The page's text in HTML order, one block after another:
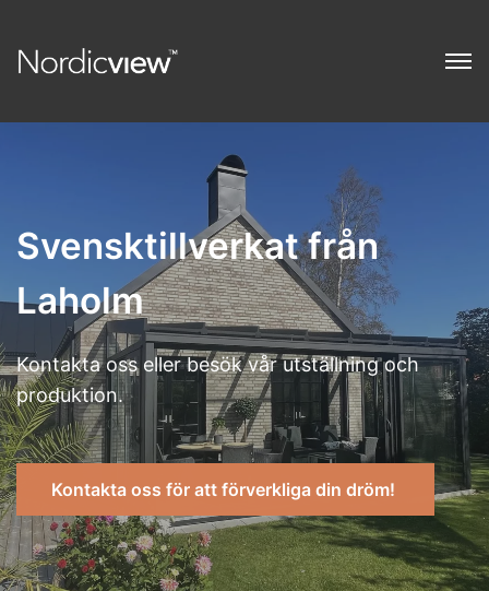
Svensktillverkat från
Laholm
Kontakta oss eller besök vår utställning och
produktion.
Kontakta oss för att förverkliga din dröm!